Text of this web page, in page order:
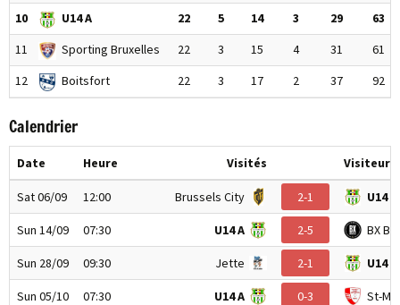
10
U14 A 22 5 14 3 29
63
11
Sporting Bruxelles 22 3 15 4 31
61
12
Boitsfort 22 3 17 2 37 92
Calendrier
Date Heure Visités Visiteurs
Sat 06/09 12:00 Brussels City 2-1 U14 A
Sun 14/09 07:30 U14 A 2-5 BX
Sun 28/09 09:30 Jette 2-1 U14 A
Sun 05/10 07:30 U14 A 0-3 St-